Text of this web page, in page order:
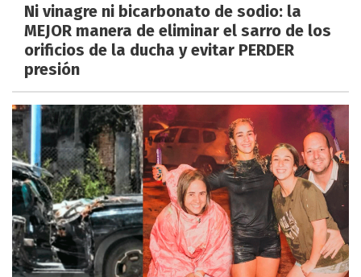
Ni vinagre ni bicarbonato de sodio: la
MEJOR manera de eliminar el sarro de los
orificios de la ducha y evitar PERDER
presión